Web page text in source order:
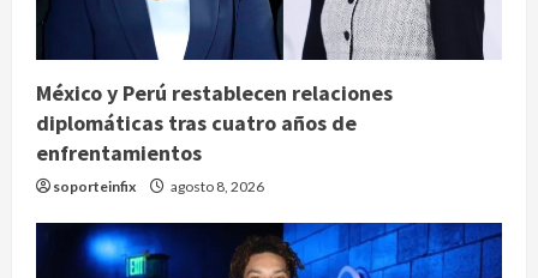
México y Perú restablecen relaciones
diplomáticas tras cuatro años de
enfrentamientos
soporteinfix agosto 8, 2026